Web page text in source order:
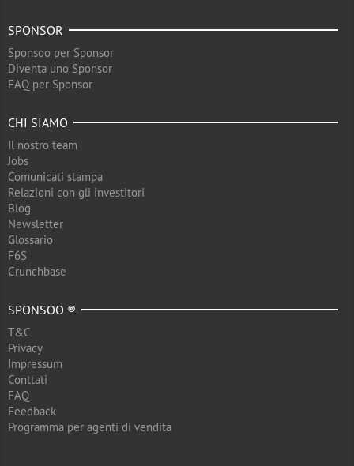
SPONSOR
Sponsoo per Sponsor
Diventa uno Sponsor
FAQ per Sponsor
CHI SIAMO
Il nostro team
Jobs
Comunicati stampa
Relazioni con gli investitori
Blog
Newsletter
Glossario
F6S
Crunchbase
SPONSOO ®
T&C
Privacy
Impressum
Conttati
FAQ
Feedback
Programma per agenti di vendita